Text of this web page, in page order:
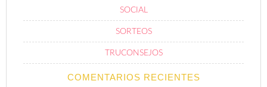
SOCIAL
SORTEOS
TRUCONSEJOS
COMENTARIOS RECIENTES